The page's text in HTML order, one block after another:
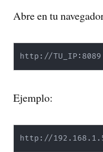
Abre en tu
http://TU_IP:8089
Ejemplo:
http://